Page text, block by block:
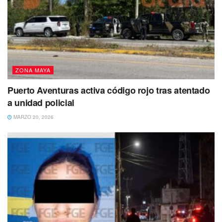
ZONA MAYA
Puerto Aventuras activa código rojo tras atentado
a unidad policial
MARZO 20, 2026